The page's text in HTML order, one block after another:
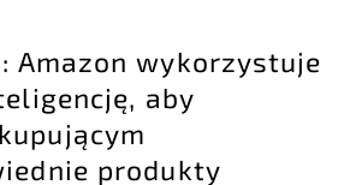
Amazon wykorzystuje
aby
produkty